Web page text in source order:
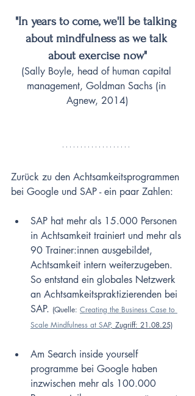
"In years to come, we'll be talking
about mindfulness as we talk
about exercise now"
(Sally Boyle, head of human capital
management, Goldman Sachs (in
Agnew, 2014)
Zurück zu den Achtsamkeitsprogrammen
bei Google und SAP - ein paar Zahlen:
SAP hat mehr als 15.000 Personen
in Achtsamkeit trainiert und mehr als
90 Trainer:innen ausgebildet,
Achtsamkeit intern weiterzugeben.
So entstand ein globales Netzwerk
an Achtsamkeitspraktizierenden bei
SAP. (Quelle: Creating the Business Case to
Scale Mindfulness at SAP, Zugriff: 21.08.25)
Am Search inside yourself
programme bei Google haben
inzwischen mehr als 100.000